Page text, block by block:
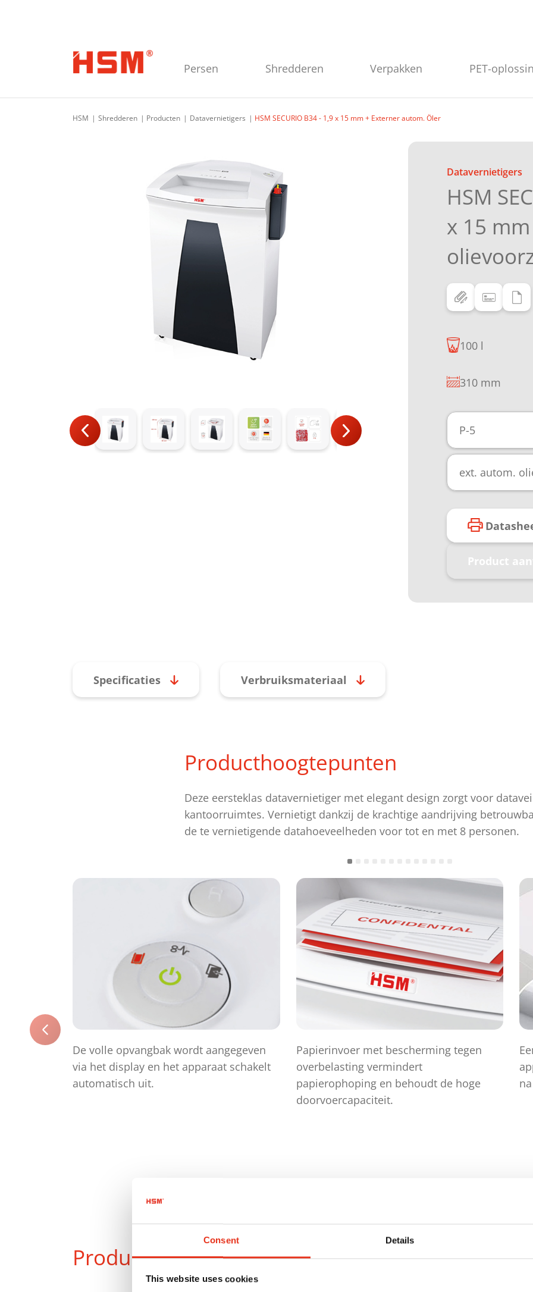
Consent Details
This website uses cookies
Persen Shredderen Verpakken PET-
HSM Shredderen Producten Datavernietigers HSM SECURIO B34 - 1,9 x 15 mm + Externer autom. Öler
Datavernietigers
HSM
x 15
100 l
310 mm
P-5
ext. autom.
Product
Specificaties Verbruiksmateriaal
Producthoogtepunten
Deze eersteklas datavernietiger met elegant design zorgt voor
kantoorruimtes. Vernietigt dankzij de krachtige aandrijving
de te vernietigende datahoeveelheden voor tot en met 8 personen.
De volle opvangbak wordt aangegeven
via het display en het apparaat schakelt
automatisch uit.
Papierinvoer met bescherming tegen
overbelasting vermindert
papierophoping en behoudt de hoge
doorvoercapaciteit.
Productenin vergelijking